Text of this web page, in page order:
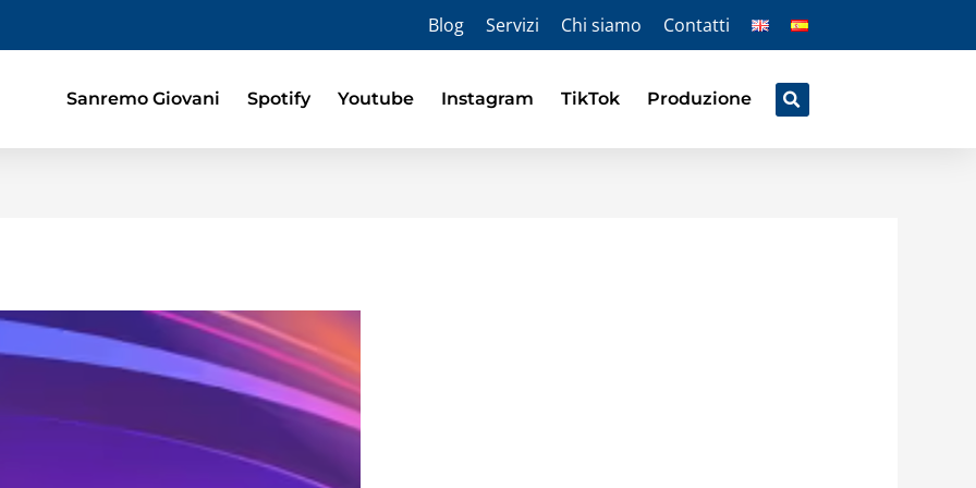
Blog Servizi Chi siamo Contatti
Sanremo Giovani Spotify Youtube Instagram TikTok Produzione